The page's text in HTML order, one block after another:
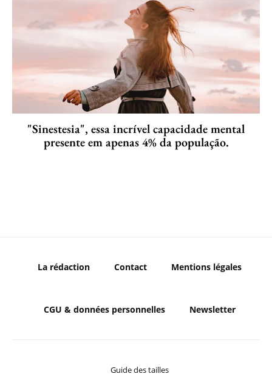
"Sinestesia", essa incrível capacidade mental
presente em apenas 4% da população.
La rédaction Contact Mentions légales
CGU & données personnelles Newsletter
Guide des tailles